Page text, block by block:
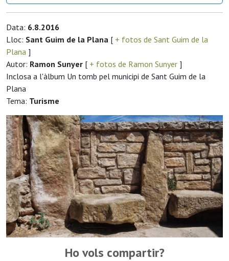
Data: 6.8.2016
Lloc: Sant Guim de la Plana [ + fotos de Sant Guim de la
Plana ]
Autor: Ramon Sunyer [ + fotos de Ramon Sunyer ]
Inclosa a l'àlbum Un tomb pel municipi de Sant Guim de la
Plana
Tema: Turisme
Ho vols compartir?